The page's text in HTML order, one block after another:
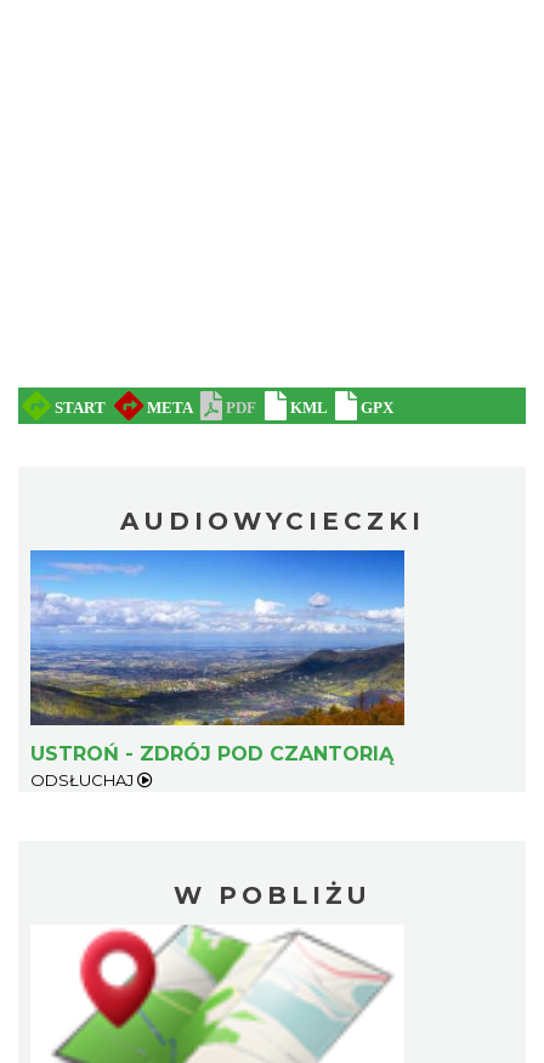
AUDIOWYCIECZKI
USTROŃ - ZDRÓJ POD CZANTORIĄ
ODSŁUCHAJ
W POBLIŻU